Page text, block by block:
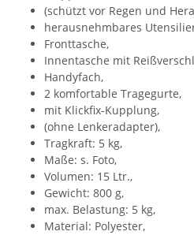
(schützt vor Regen und
herausnehmbares
Fronttasche,
Innentasche mit
Handyfach,
2 komfortable Tragegurte,
mit Klickfix-Kupplung,
(ohne Lenkeradapter),
Tragkraft: 5 kg,
Maße: s. Foto,
Volumen: 15 Ltr.,
Gewicht: 800 g,
max. Belastung: 5 kg,
Material: Polyester,